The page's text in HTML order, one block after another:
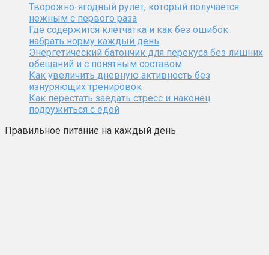
Творожно-ягодный рулет, который получается
нежным с первого раза
Где содержится клетчатка и как без ошибок
набрать норму каждый день
Энергетический батончик для перекуса без лишних
обещаний и с понятным составом
Как увеличить дневную активность без
изнуряющих тренировок
Как перестать заедать стресс и наконец
подружиться с едой
Правильное питание на каждый день